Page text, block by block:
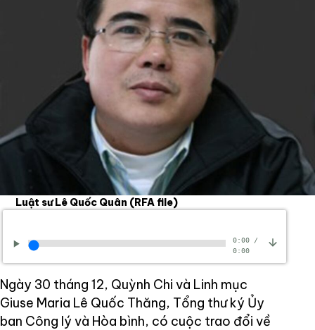
Luật sư Lê Quốc Quân (RFA file)
0:00/
0:00
Ngày 30 tháng 12, Quỳnh Chi và Linh mục
Giuse Maria Lê Quốc Thăng, Tổng thư ký Ủy
ban Công lý và Hòa bình, có cuộc trao đổi về